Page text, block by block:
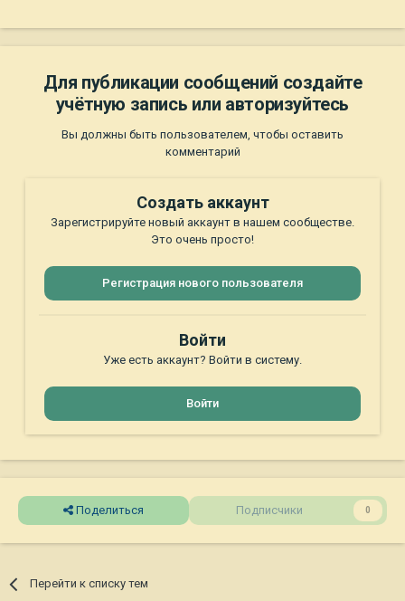
Для публикации сообщений создайте
учётную запись или авторизуйтесь
Вы должны быть пользователем, чтобы оставить
комментарий
Создать аккаунт
Зарегистрируйте новый аккаунт в нашем сообществе.
Это очень просто!
Регистрация нового пользователя
Войти
Уже есть аккаунт? Войти в систему.
Войти
Поделиться Подписчики 0
Перейти к списку тем